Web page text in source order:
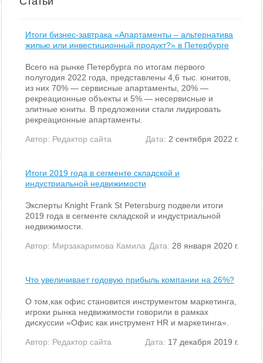
Итоги бизнес-завтрака «Апартаменты – альтернатива
жилью или инвестиционный продукт?» в Петербурге
Всего на рынке Петербурга по итогам первого
полугодия 2022 года, представлены 4,6 тыс. юнитов,
из них 70% — сервисные апартаменты, 20% —
рекреационные объекты и 5% — несервисные и
элитные юниты. В предложении стали лидировать
рекреационные апартаменты.
Автор: Редактор сайта Дата: 2 сентября 2022 г.
Итоги 2019 года в сегменте складской и
индустриальной недвижимости
Эксперты Knight Frank St Petersburg подвели итоги
2019 года в сегменте складской и индустриальной
недвижимости.
Автор: Мирзакаримова Камила Дата: 28 января 2020 г.
Что увеличивает годовую прибыль компании на 26%?
О том,как офис становится инструментом маркетинга,
игроки рынка недвижимости говорили в рамках
дискуссии «Офис как инструмент HR и маркетинга».
Автор: Редактор сайта Дата: 17 декабря 2019 г.